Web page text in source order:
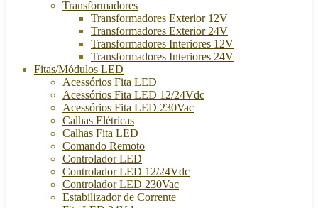
Transformadores
Transformadores Exterior 12V
Transformadores Exterior 24V
Transformadores Interiores 12V
Transformadores Interiores 24V
Fitas/Módulos LED
Acessórios Fita LED
Acessórios Fita LED 12/24Vdc
Acessórios Fita LED 230Vac
Calhas Elétricas
Calhas Fita LED
Comando Remoto
Controlador LED
Controlador LED 12/24Vdc
Controlador LED 230Vac
Estabilizador de Corrente